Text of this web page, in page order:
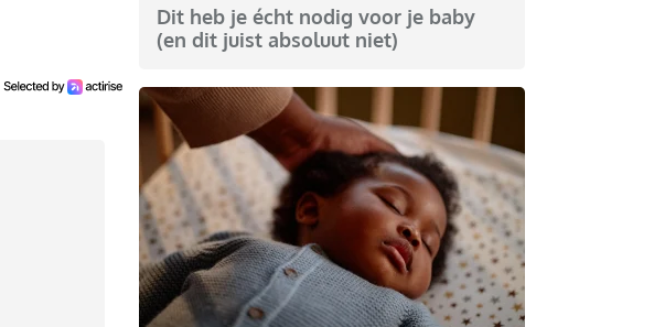
Dit heb je écht nodig voor je baby
(en dit juist absoluut niet)